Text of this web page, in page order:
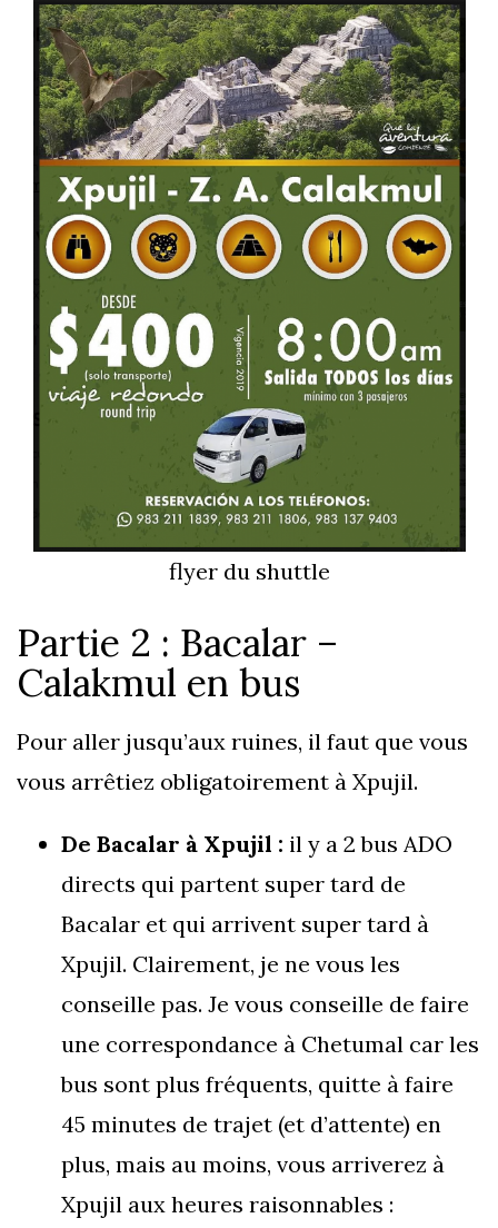
flyer du shuttle
Partie 2 : Bacalar –
Calakmul en bus
Pour aller jusqu’aux ruines, il faut que vous
vous arrêtiez obligatoirement à Xpujil.
De Bacalar à Xpujil : il y a 2 bus ADO
directs qui partent super tard de
Bacalar et qui arrivent super tard à
Xpujil. Clairement, je ne vous les
conseille pas. Je vous conseille de faire
une correspondance à Chetumal car les
bus sont plus fréquents, quitte à faire
45 minutes de trajet (et d’attente) en
plus, mais au moins, vous arriverez à
Xpujil aux heures raisonnables :